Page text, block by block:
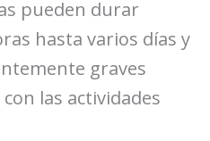
pueden durar
hasta varios días y
graves
las actividades